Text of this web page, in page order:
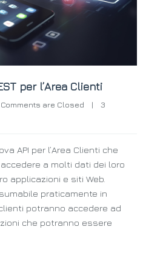
per l’Area Clienti
Comments are Closed |
3
API per l’Area Clienti che
a molti dati dei loro
applicazioni e siti Web.
praticamente in
potranno accedere ad
che potranno essere